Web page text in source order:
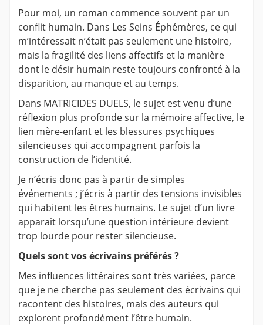
Pour moi, un roman commence souvent par un
conflit humain. Dans Les Seins Éphémères, ce qui
m’intéressait n’était pas seulement une histoire,
mais la fragilité des liens affectifs et la manière
dont le désir humain reste toujours confronté à la
disparition, au manque et au temps.
Dans MATRICIDES DUELS, le sujet est venu d’une
réflexion plus profonde sur la mémoire affective, le
lien mère-enfant et les blessures psychiques
silencieuses qui accompagnent parfois la
construction de l’identité.
Je n’écris donc pas à partir de simples
événements ; j’écris à partir des tensions invisibles
qui habitent les êtres humains. Le sujet d’un livre
apparaît lorsqu’une question intérieure devient
trop lourde pour rester silencieuse.
Quels sont vos écrivains préférés ?
Mes influences littéraires sont très variées, parce
que je ne cherche pas seulement des écrivains qui
racontent des histoires, mais des auteurs qui
explorent profondément l’être humain.